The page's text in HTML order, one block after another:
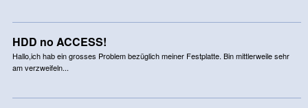
HDD no ACCESS!
Hallo,ich hab ein grosses Problem bezüglich meiner Festplatte. Bin mittlerweile sehr
am verzweifeln...